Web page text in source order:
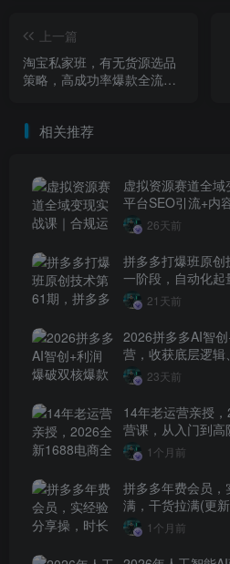
上一篇
淘宝私家班，有无货源选品
策略，高成功率爆款全流程
相关推荐
虚拟资源赛道全
平台SEO引流+内
玩法26天前
拼多多打爆班原
一阶段，自动化
作・投产优化・大
21天前
2026拼多多AI智
营，收获底层逻辑
0-1打爆SOP
23天前
14年老运营亲授
营课，从入门到高
+工具包+直播诊断等
1个月前
拼多多年费会员
满，干货拉满(更
1个月前